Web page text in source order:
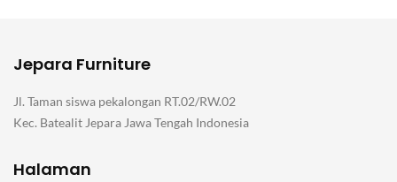
Jepara Furniture
Jl. Taman siswa pekalongan RT.02/RW.02
Kec. Batealit Jepara Jawa Tengah Indonesia
Halaman